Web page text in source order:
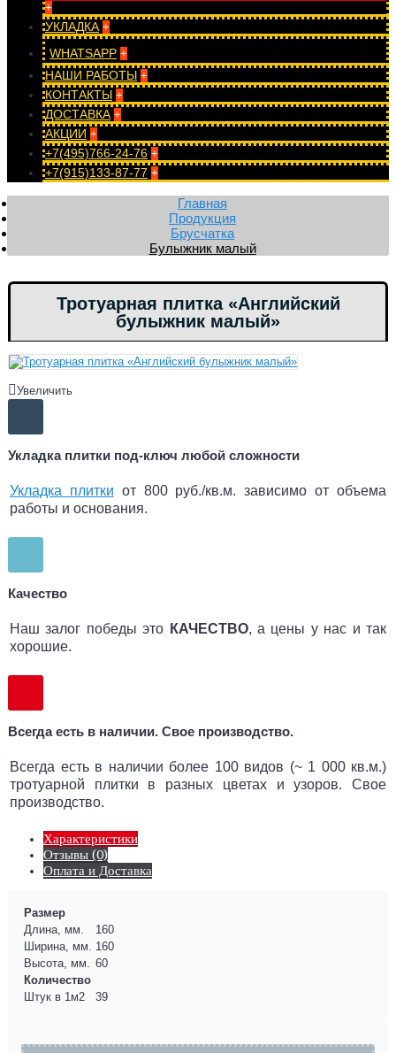
+
УКЛАДКА +
WHATSAPP +
НАШИ РАБОТЫ +
КОНТАКТЫ +
ДОСТАВКА +
АКЦИИ +
+7(495)766-24-76 +
+7(915)133-87-77 +
Главная
Продукция
Брусчатка
Булыжник малый
Тротуарная плитка «Английский
булыжник малый»
Увеличить
Укладка плитки под-ключ любой сложности
Укладка плитки от 800 руб./кв.м. зависимо от объема
работы и основания.
Качество
Наш залог победы это КАЧЕСТВО, а цены у нас и так
хорошие.
Всегда есть в наличии. Свое производство.
Всегда есть в наличии более 100 видов (~ 1 000 кв.м.)
тротуарной плитки в разных цветах и узоров. Свое
производство.
Характеристики
Отзывы (0)
Оплата и Доставка
Размер
Длина, мм.
160
Ширина, мм.
160
Высота, мм.
60
Количество
Штук в 1м2
39